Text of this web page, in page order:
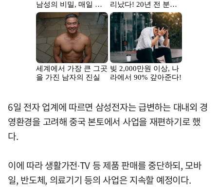
6일 전자 업계에 따르면 삼성전자는 급변하는 대내외 경
영환경을 고려해 중국 본토에서 사업을 재편하기로 했
다.
이에 따라 생활가전∙TV 등 제품 판매를 중단하되, 모바
일, 반도체, 의료기기 등의 사업은 지속할 예정이다.